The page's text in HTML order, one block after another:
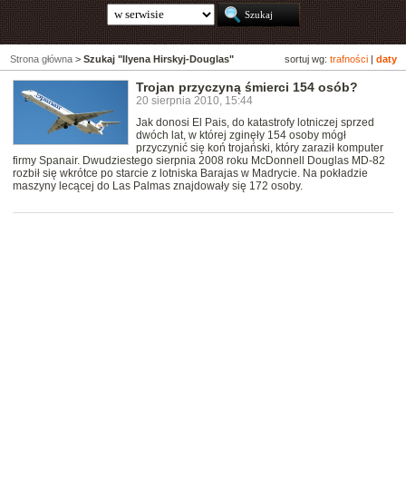
sortuj wg: trafności daty
Strona główna > Szukaj "Ilyena Hirskyj-Douglas"
Trojan przyczyną śmierci 154 osób?
20 sierpnia 2010, 15:44
Jak donosi El Pais, do katastrofy lotniczej sprzed
dwóch lat, w której zginęły 154 osoby mógł
przyczynić się koń trojański, który zaraził komputer
firmy Spanair. Dwudziestego sierpnia 2008 roku McDonnell Douglas MD-82
rozbił się wkrótce po starcie z lotniska Barajas w Madrycie. Na pokładzie
maszyny lecącej do Las Palmas znajdowały się 172 osoby.